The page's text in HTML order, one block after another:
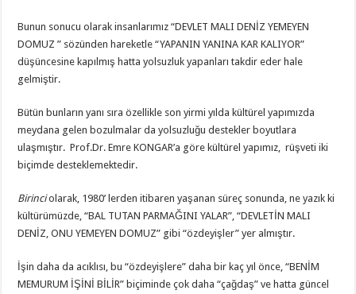
Bunun sonucu olarak insanlarımız “DEVLET MALI DENİZ YEMEYEN
DOMUZ ” sözünden hareketle “YAPANIN YANINA KAR KALIYOR”
düşüncesine kapılmış hatta yolsuzluk yapanları takdir eder hale
gelmiştir.
Bütün bunların yanı sıra özellikle son yirmi yılda kültürel yapımızda
meydana gelen bozulmalar da yolsuzluğu destekler boyutlara
ulaşmıştır. Prof.Dr. Emre KONGAR’a göre kültürel yapımız, rüşveti iki
biçimde desteklemektedir.
Birinciolarak, 1980’ lerden itibaren yaşanan süreç sonunda, ne yazık ki
kültürümüzde, “BAL TUTAN PARMAĞINI YALAR”, “DEVLETİN MALI
DENİZ, ONU YEMEYEN DOMUZ” gibi “özdeyişler” yer almıştır.
İşin daha da acıklısı, bu “özdeyişlere” daha bir kaç yıl önce, “BENİM
MEMURUM İŞİNİ BİLİR” biçiminde çok daha “çağdaş” ve hatta güncel